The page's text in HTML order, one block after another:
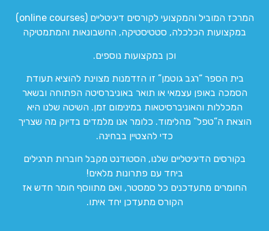
המרכז המוביל והמקצועי לקורסים דיגיטליים (online courses)
במקצועות הכלכלה, סטטיסטיקה, החשבונאות והמתמטיקה
וכן במקצועות נוספים.
בית הספר “רגב גוטמן” זו הזדמנות מצוינת להוציא תעודת
הסמכה באופן עצמאי או תואר באוניברסיטה הפתוחה ובשאר
המכללות והאוניברסיטאות במינימום זמן. השיטה שלנו היא
הוצאת ה”טפל” מהלימוד. כלומר אנו מלמדים בדיוק מה שצריך
כדי להצטיין בבחינה.
בקורסים הדיגיטליים שלנו, הסטודנט מקבל חוברות תרגילים
ביחד עם פתרונות מלאים!
החומרים מתעדכנים כל סמסטר, ואם מתווסף חומר חדש אז
הקורס מתעדכן יחד איתו.